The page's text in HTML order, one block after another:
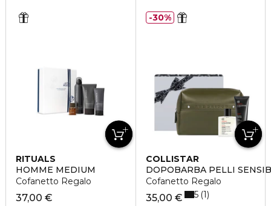
RITUALS
HOMME MEDIUM
Cofanetto Regalo
37,00 €
COLLISTAR
DOPOBARBA PELLI
Cofanetto Regalo
35,00 €
5 1
30%